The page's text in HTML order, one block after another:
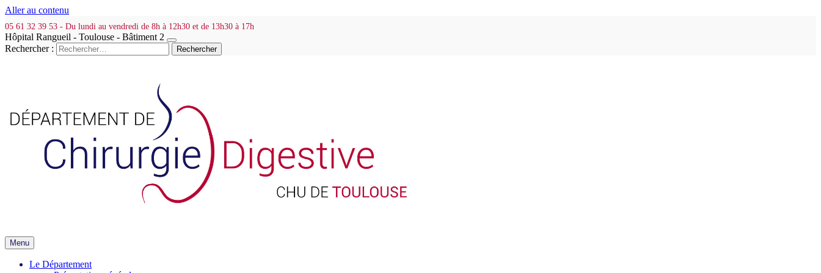
Aller au contenu
05 61 32 39 53 - Du lundi au vendredi de 8h à 12h30 et de 13h30 à 17h
Hôpital Rangueil - Toulouse - Bâtiment 2
Rechercher :
Menu
Le Département